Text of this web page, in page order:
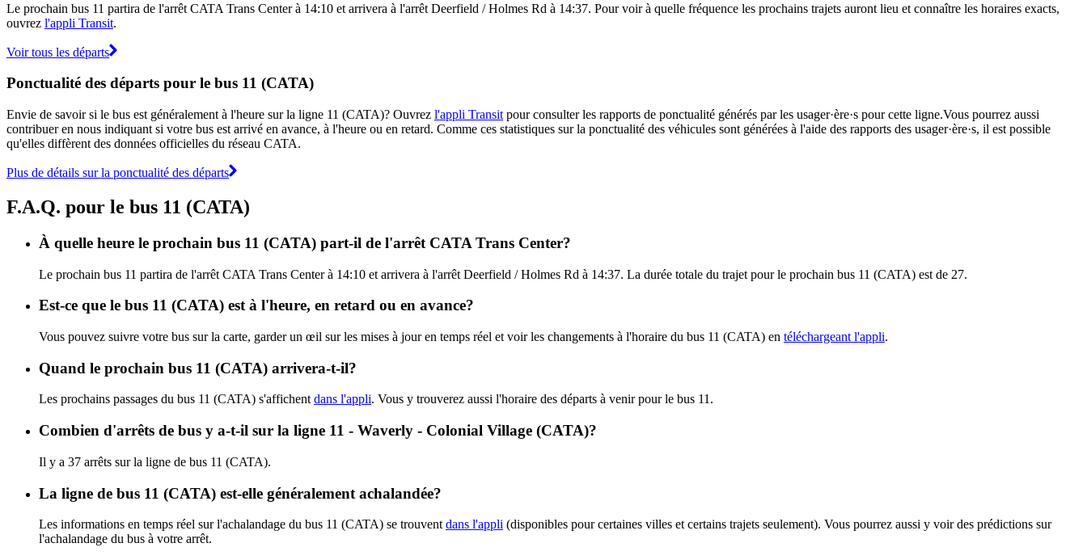
Le prochain bus 11 partira de l'arrêt CATA Trans Center à 14:10 et arrivera à l'arrêt Deerfield / Holmes Rd à 14:37. Pour voir à quelle fréquence les prochains trajets auront lieu et connaître les horaires exacts,
ouvrez l'appli Transit.
Voir tous les départs
Ponctualité des départs pour le bus 11 (CATA)
Envie de savoir si le bus est généralement à l'heure sur la ligne 11 (CATA)? Ouvrez l'appli Transit pour consulter les rapports de ponctualité générés par les usager·ère·s pour cette ligne.Vous pourrez aussi
contribuer en nous indiquant si votre bus est arrivé en avance, à l'heure ou en retard. Comme ces statistiques sur la ponctualité des véhicules sont générées à l'aide des rapports des usager·ère·s, il est possible
qu'elles diffèrent des données officielles du réseau CATA.
Plus de détails sur la ponctualité des départs
F.A.Q. pour le bus 11 (CATA)
À quelle heure le prochain bus 11 (CATA) part-il de l'arrêt CATA Trans Center?
Le prochain bus 11 partira de l'arrêt CATA Trans Center à 14:10 et arrivera à l'arrêt Deerfield / Holmes Rd à 14:37. La durée totale du trajet pour le prochain bus 11 (CATA) est de 27.
Est-ce que le bus 11 (CATA) est à l'heure, en retard ou en avance?
Vous pouvez suivre votre bus sur la carte, garder un œil sur les mises à jour en temps réel et voir les changements à l'horaire du bus 11 (CATA) en téléchargeant l'appli.
Quand le prochain bus 11 (CATA) arrivera-t-il?
Les prochains passages du bus 11 (CATA) s'affichent dans l'appli. Vous y trouverez aussi l'horaire des départs à venir pour le bus 11.
Combien d'arrêts de bus y a-t-il sur la ligne 11 - Waverly - Colonial Village (CATA)?
Il y a 37 arrêts sur la ligne de bus 11 (CATA).
La ligne de bus 11 (CATA) est-elle généralement achalandée?
Les informations en temps réel sur l'achalandage du bus 11 (CATA) se trouvent dans l'appli (disponibles pour certaines villes et certains trajets seulement). Vous pourrez aussi y voir des prédictions sur
l'achalandage du bus à votre arrêt.